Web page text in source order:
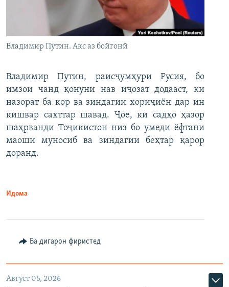
Владимир Путин. Акс аз бойгонӣ
Владимир Путин, раисҷумҳури Русия, бо
имзои чанд қонуни нав иҷозат додааст, ки
назорат ба кор ва зиндагии хориҷиён дар ин
кишвар сахттар шавад. Ҷое, ки садҳо ҳазор
шаҳрванди Тоҷикистон низ бо умеди ёфтани
маоши муносиб ва зиндагии беҳтар қарор
доранд.
Идома
Ба дигарон фиристед
Август 05, 2026